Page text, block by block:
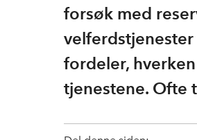
forsøk med
fordeler,
tjenestene. Ofte